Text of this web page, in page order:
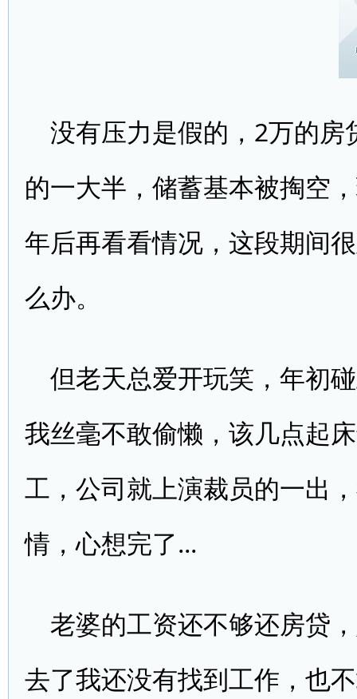
没有压力是假的，2万的
的一大半，储蓄基本被掏空
年后再看看情况，这段期间
么办。
但老天总爱开玩笑，年初
我丝毫不敢偷懒，该几点起
工，公司就上演裁员的一出
情，心想完了...
老婆的工资还不够还房贷
去了我还没有找到工作，也